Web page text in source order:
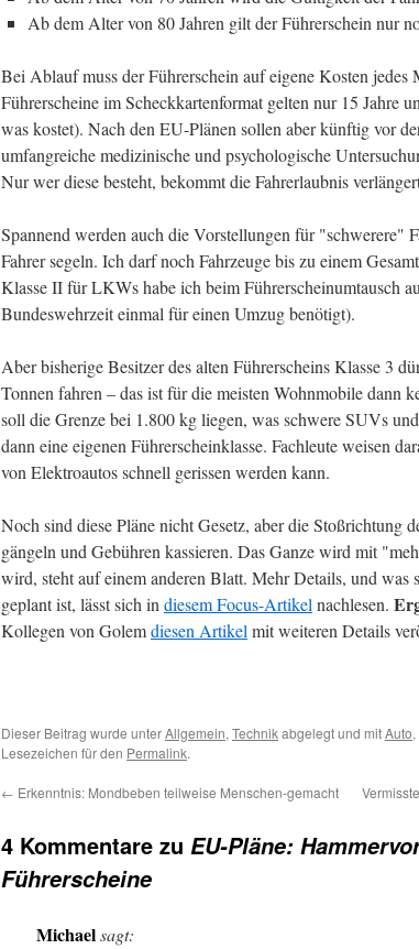
Ab dem Alter von 80 Jahren gilt der Führerschein nur
Bei Ablauf muss der Führerschein auf eigene Kosten jedes
Führerscheine im Scheckkartenformat gelten nur 15 Jahre
was kostet). Nach den EU-Plänen sollen aber künftig vor
umfangreiche medizinische und psychologische
Nur wer diese besteht, bekommt die Fahrerlaubnis
Spannend werden auch die Vorstellungen für "schwerere"
Fahrer segeln. Ich darf noch Fahrzeuge bis zu einem
Klasse II für LKWs habe ich beim Führerscheinumtausch
Bundeswehrzeit einmal für einen Umzug benötigt).
Aber bisherige Besitzer des alten Führerscheins Klasse 3
Tonnen fahren – das ist für die meisten Wohnmobile dann
soll die Grenze bei 1.800 kg liegen, was schwere SUVs
dann eine eigenen Führerscheinklasse. Fachleute weisen
von Elektroautos schnell gerissen werden kann.
Noch sind diese Pläne nicht Gesetz, aber die Stoßrichtung
gängeln und Gebühren kassieren. Das Ganze wird mit
wird, steht auf einem anderen Blatt. Mehr Details, und
geplant ist, lässt sich in diesem Focus-Artikel nachlesen.
Kollegen von Golemdiesen Artikel mit weiteren Details
Dieser Beitrag wurde unterAllgemein, Technikabgelegt und mitAuto,
Lesezeichen für den Permalink.
← Erkenntnis: Mondbeben teilweise Menschen-gemacht
4 Kommentare zu EU-Pläne:
Führerscheine
Michaelsagt: